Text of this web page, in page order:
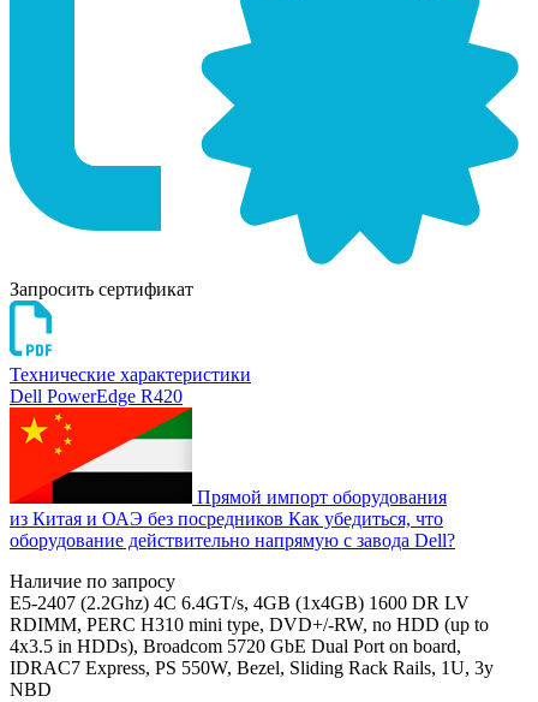
Запросить сертификат
Технические характеристики
Dell PowerEdge R420
Прямой импорт оборудования
из Китая и ОАЭ без посредников Как убедиться, что
оборудование действительно напрямую с завода Dell?
Наличие по запросу
E5-2407 (2.2Ghz) 4C 6.4GT/s, 4GB (1x4GB) 1600 DR LV
RDIMM, PERC H310 mini type, DVD+/-RW, no HDD (up to
4x3.5 in HDDs), Broadcom 5720 GbE Dual Port on board,
IDRAC7 Express, PS 550W, Bezel, Sliding Rack Rails, 1U, 3y
NBD